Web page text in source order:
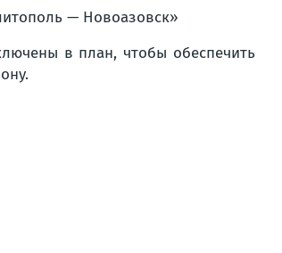
— Новоазовск»
в план, чтобы обеспечить